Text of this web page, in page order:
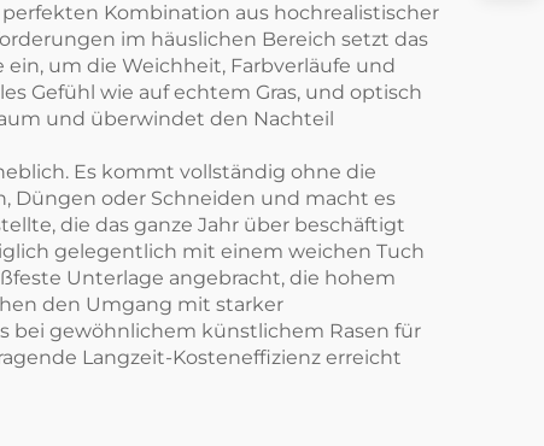
Kombination aus hochrealistischer
im häuslichen Bereich setzt das
um die Weichheit, Farbverläufe und
Gefühl wie auf echtem Gras, und optisch
und überwindet den Nachteil
Es kommt vollständig ohne die
Düngen oder Schneiden und macht es
die das ganze Jahr über beschäftigt
gelegentlich mit einem weichen Tuch
Unterlage angebracht, die hohem
den Umgang mit starker
bei gewöhnlichem künstlichem Rasen für
Langzeit-Kosteneffizienz erreicht